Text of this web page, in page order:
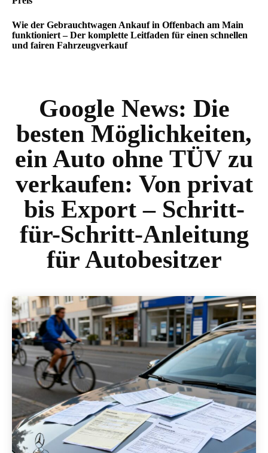
Wie der Gebrauchtwagen Ankauf in Offenbach am Main
funktioniert – Der komplette Leitfaden für einen schnellen
und fairen Fahrzeugverkauf
Google News: Die
besten Möglichkeiten,
ein Auto ohne TÜV zu
verkaufen: Von privat
bis Export – Schritt-
für-Schritt-Anleitung
für Autobesitzer